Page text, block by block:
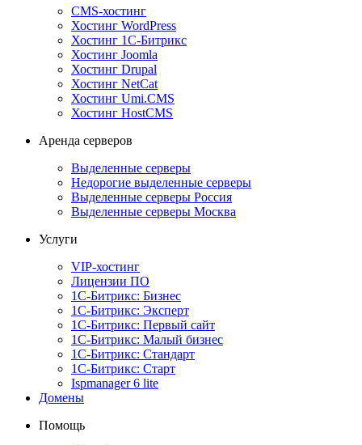
CMS-хостинг
Хостинг WordPress
Хостинг 1С-Битрикс
Хостинг Joomla
Хостинг Drupal
Хостинг NetCat
Хостинг Umi.CMS
Хостинг HostCMS
Аренда серверов
Выделенные серверы
Недорогие выделенные серверы
Выделенные серверы Россия
Выделенные серверы Москва
Услуги
VIP-хостинг
Лицензии ПО
1С-Битрикс: Бизнес
1С-Битрикс: Эксперт
1С-Битрикс: Первый сайт
1С-Битрикс: Малый бизнес
1С-Битрикс: Стандарт
1С-Битрикс: Старт
Ispmanager 6 lite
Домены
Помощь